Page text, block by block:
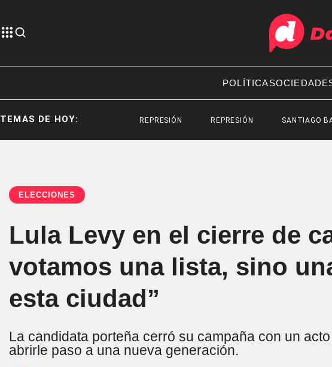
POLÍTICASOCIEDAD
TEMAS DE HOY: REPRESIÓN REPRESIÓN SANTIAGO BAUSILI
ELECCIONES
Lula Levy en el cierre de
votamos una lista, sino
esta ciudad”
La candidata porteña cerró su campaña con un
abrirle paso a una nueva generación.